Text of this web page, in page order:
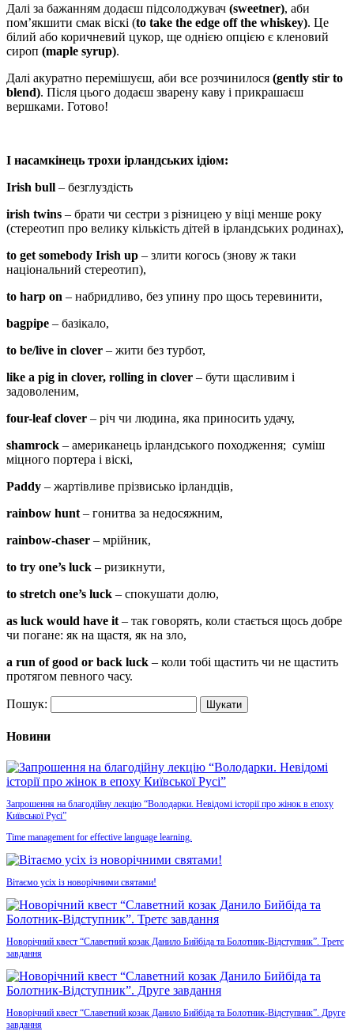
Далі за бажанням додаєш підсолоджувач (sweetner), аби
пом’якшити смак віскі (to take the edge off the whiskey). Це
білий або коричневий цукор, ще однією опцією є кленовий
сироп (maple syrup).
Далі акуратно перемішуєш, аби все розчинилося (gently stir to
blend). Після цього додаєш зварену каву і прикрашаєш
вершками. Готово!
І насамкінець трохи ірландських ідіом:
Irish bull – безглуздість
irish twins – брати чи сестри з різницею у віці менше року
(стереотип про велику кількість дітей в ірландських родинах),
to get somebody Irish up – злити когось (знову ж таки
національний стереотип),
to harp on – набридливо, без упину про щось теревинити,
bagpipe – базікало,
to be/live in clover – жити без турбот,
like a pig in clover, rolling in clover – бути щасливим і
задоволеним,
four-leaf clover – річ чи людина, яка приносить удачу,
shamrock – американець ірландського походження; суміш
міцного портера і віскі,
Paddy – жартівливе прізвисько ірландців,
rainbow hunt – гонитва за недосяжним,
rainbow-chaser – мрійник,
to try one’s luck – ризикнути,
to stretch one’s luck – спокушати долю,
as luck would have it – так говорять, коли стається щось добре
чи погане: як на щастя, як на зло,
a run of good or back luck – коли тобі щастить чи не щастить
протягом певного часу.
Пошук:
Новини
Запрошення на благодійну лекцію “Володарки. Невідомі історії про жінок в епоху
Київської Русі”
Time management for effective language learning.
Вітаємо усіх із новорічними святами!
Новорічний квест “Славетний козак Данило Бийбіда та Болотник-Відступник”. Третє
завдання
Новорічний квест “Славетний козак Данило Бийбіда та Болотник-Відступник”. Друге
завдання